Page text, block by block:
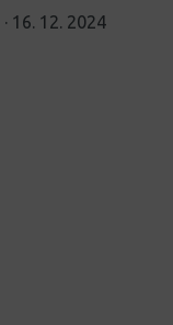
· 16. 12. 2024